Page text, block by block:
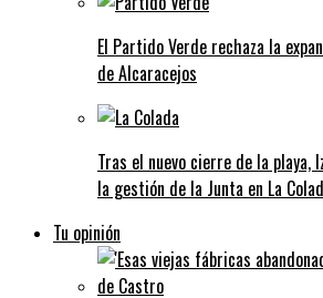
El Partido Verde rechaza la
de Alcaracejos
Tras el nuevo cierre de la
la gestión de la Junta en La
Tu opinión